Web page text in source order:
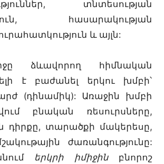
տնտեսության
հասարակության
և այլն:
ձևավորող հիմնական
է բաժանել երկու խմբի՝
(դինամիկ): Առաջին խմբի
բնական ռեսուրսները,
տարածքի մակերեսը,
ժառանգությունը:
երկրի իմիջինբնորոշ